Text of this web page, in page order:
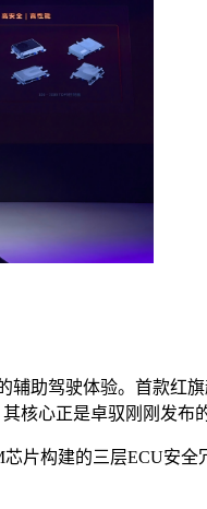
辅助驾驶体验。首款红
核心正是卓驭刚刚发布
片构建的三层ECU安